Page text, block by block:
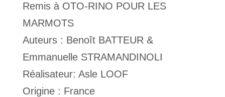
Remis à OTO-RINO POUR LES
MARMOTS
Auteurs : Benoît BATTEUR &
Emmanuelle STRAMANDINOLI
Réalisateur: Asle LOOF
Origine : France